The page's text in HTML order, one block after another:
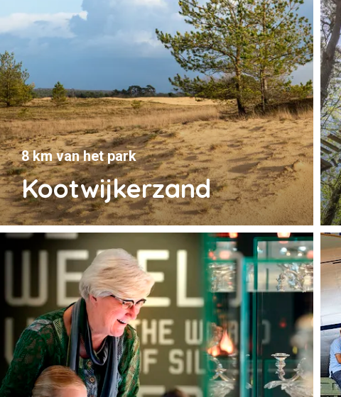
Kootwijkerzand
8 km van het park